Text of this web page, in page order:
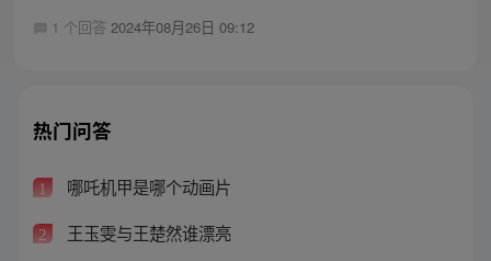
1 个回答 2024年08月26日 09:12
热门问答
1 哪吒机甲是哪个动画片
2 王玉雯与王楚然谁漂亮